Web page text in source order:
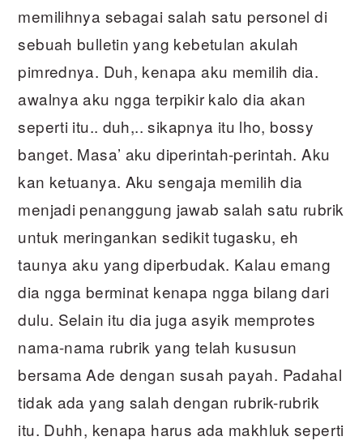
memilihnya sebagai salah satu personel di
sebuah bulletin yang kebetulan akulah
pimrednya. Duh, kenapa aku memilih dia.
awalnya aku ngga terpikir kalo dia akan
seperti itu.. duh,.. sikapnya itu lho, bossy
banget. Masa’ aku diperintah-perintah. Aku
kan ketuanya. Aku sengaja memilih dia
menjadi penanggung jawab salah satu rubrik
untuk meringankan sedikit tugasku, eh
taunya aku yang diperbudak. Kalau emang
dia ngga berminat kenapa ngga bilang dari
dulu. Selain itu dia juga asyik memprotes
nama-nama rubrik yang telah kususun
bersama Ade dengan susah payah. Padahal
tidak ada yang salah dengan rubrik-rubrik
itu. Duhh, kenapa harus ada makhluk seperti